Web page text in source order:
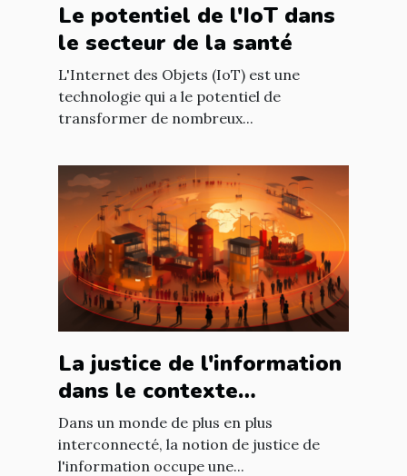
Le potentiel de l'IoT dans
le secteur de la santé
L'Internet des Objets (IoT) est une
technologie qui a le potentiel de
transformer de nombreux...
La justice de l'information
dans le contexte
international : enjeux et
défis
Dans un monde de plus en plus
interconnecté, la notion de justice de
l'information occupe une...